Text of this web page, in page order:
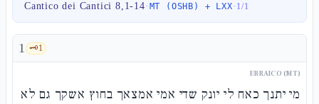
Cantico dei Cantici 8,1-14· MT (OSHB) + LXX· 1/1
1 🗝️1
EBRAICO (MT)
מי יתנך כאח לי יונק שדי אמי אמצאך בחוץ אשקך גם לא